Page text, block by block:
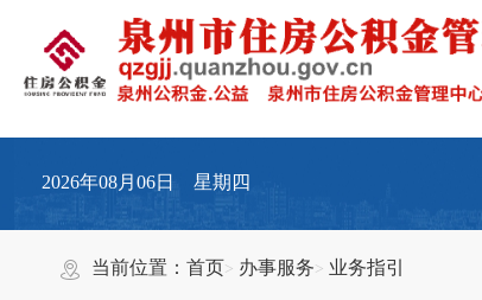
2026年08月06日 星期四
当前位置：首页 办事服务 业务指引